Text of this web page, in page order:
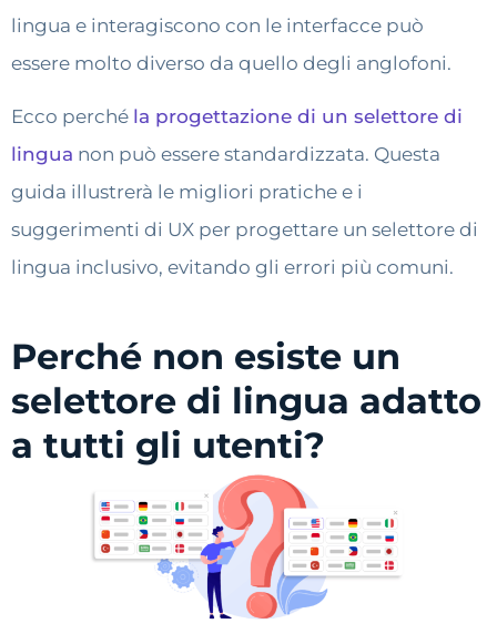
lingua e interagiscono con le interfacce può
essere molto diverso da quello degli anglofoni.
Ecco perché la progettazione di un selettore di
lingua non può essere standardizzata. Questa
guida illustrerà le migliori pratiche e i
suggerimenti di UX per progettare un selettore di
lingua inclusivo, evitando gli errori più comuni.
Perché non esiste un
selettore di lingua adatto
a tutti gli utenti?